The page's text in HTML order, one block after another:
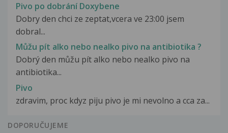
Pivo po dobrání Doxybene
Dobry den chci ze zeptat,vcera ve 23:00 jsem
dobral...
Můžu pít alko nebo nealko pivo na antibiotika ?
Dobrý den můžu pít alko nebo nealko pivo na
antibiotika...
Pivo
zdravim, proc kdyz piju pivo je mi nevolno a cca za...
DOPORUČUJEME